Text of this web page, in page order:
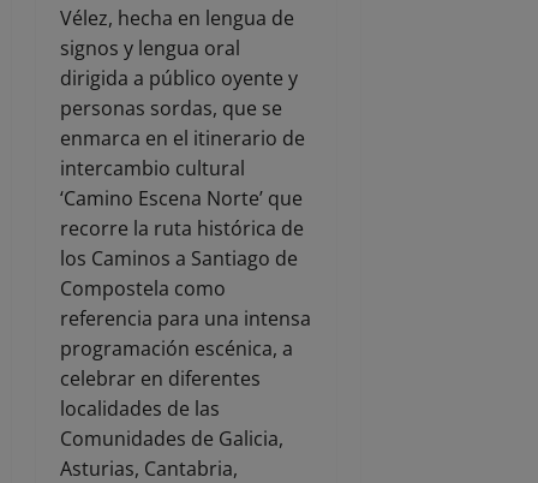
Vélez, hecha en lengua de
signos y lengua oral
dirigida a público oyente y
personas sordas, que se
enmarca en el itinerario de
intercambio cultural
‘Camino Escena Norte’ que
recorre la ruta histórica de
los Caminos a Santiago de
Compostela como
referencia para una intensa
programación escénica, a
celebrar en diferentes
localidades de las
Comunidades de Galicia,
Asturias, Cantabria,